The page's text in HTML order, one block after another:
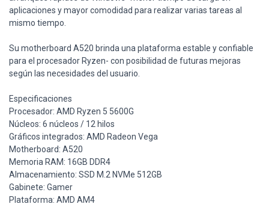
aplicaciones y mayor comodidad para realizar varias tareas al
mismo tiempo.
Su motherboard A520 brinda una plataforma estable y confiable
para el procesador Ryzen- con posibilidad de futuras mejoras
según las necesidades del usuario.
Especificaciones
Procesador: AMD Ryzen 5 5600G
Núcleos: 6 núcleos / 12 hilos
Gráficos integrados: AMD Radeon Vega
Motherboard: A520
Memoria RAM: 16GB DDR4
Almacenamiento: SSD M.2 NVMe 512GB
Gabinete: Gamer
Plataforma: AMD AM4